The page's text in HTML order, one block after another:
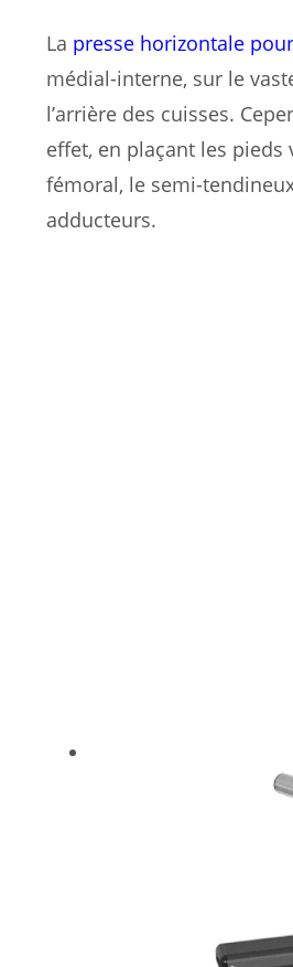
La presse horizontale
médial-interne, sur le
l’arrière des cuisses.
effet, en plaçant les
fémoral, le semi-
adducteurs.